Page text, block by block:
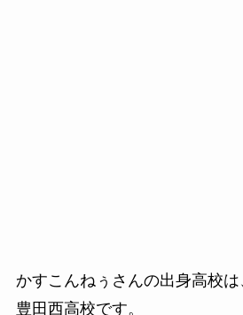
かすこんねぅさんの出身高校
豊田西高校です。